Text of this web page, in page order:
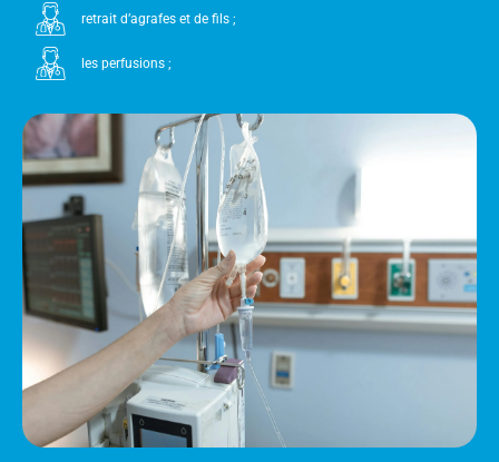
retrait d’agrafes et de fils ;
les perfusions ;